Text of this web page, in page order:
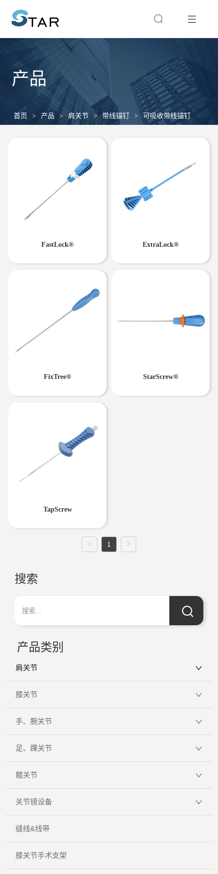
产品
首页 > 产品 > 肩关节 > 带线锚钉 > 可吸收带线锚钉
FastLock® ExtraLock®
FixTree® StarScrew®
TapScrew
1
搜索
产品类别
肩关节
膝关节
手、腕关节
足、踝关节
髋关节
关节镜设备
缝线&线带
膝关节手术支架